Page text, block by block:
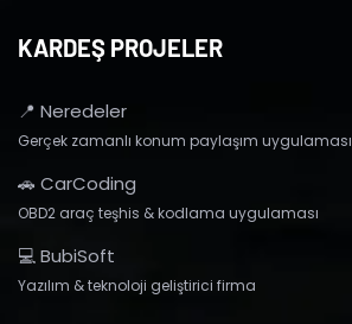
KARDEŞ PROJELER
📍 Neredeler
Gerçek zamanlı konum paylaşım uygulaması
🚗 CarCoding
OBD2 araç teşhis & kodlama uygulaması
💻 BubiSoft
Yazılım & teknoloji geliştirici firma